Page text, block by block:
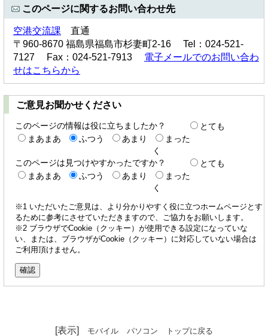
このページに関するお問い合わせ先
空港交流課 直通
〒960-8670 福島県福島市杉妻町2-16 Tel：024-521-
7127 Fax：024-521-7913 電子メールでのお問い合わ
せはこちらから
ご意見お聞かせください
このページの情報は役に立ちましたか？
とても
まあまあ
ふつう あまり
まった
く
このページは見つけやすかったですか？
とても
まあまあ
ふつう あまり
まった
く
※1 いただいたご意見は、より分かりやすく役に立つホームページとす
るために参考にさせていただきますので、ご協力をお願いします。
※2 ブラウザでCookie（クッキー）が使用できる設定になっていな
い、または、ブラウザがCookie（クッキー）に対応していない場合は
ご利用頂けません。
[表示] モバイル パソコン トップに戻る